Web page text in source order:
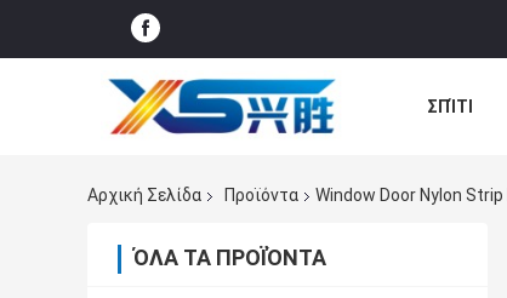
ΣΠΊΤΙ
Αρχική Σελίδα
Προϊόντα Window Door Nylon
ΌΛΑ ΤΑ ΠΡΟΪΌΝΤΑ